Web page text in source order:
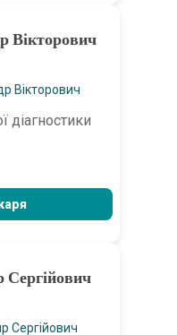
Вікторович
діагностики
Сергійович